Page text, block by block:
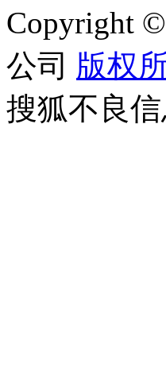
Copyright ©
公司 版权
搜狐不良信